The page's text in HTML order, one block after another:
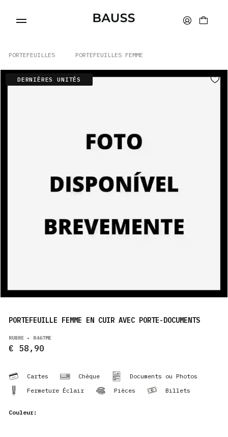
PORTEFEUILLES PORTEFEUILLES FEMME
DERNIÈRES UNITÉS
PORTEFEUILLE FEMME EN CUIR AVEC PORTE-DOCUMENTS
RUBRE • R467ME
€ 58,90
Cartes Chèque
Documents ou Photos
Fermeture Éclair
Pièces Billets
Couleur: